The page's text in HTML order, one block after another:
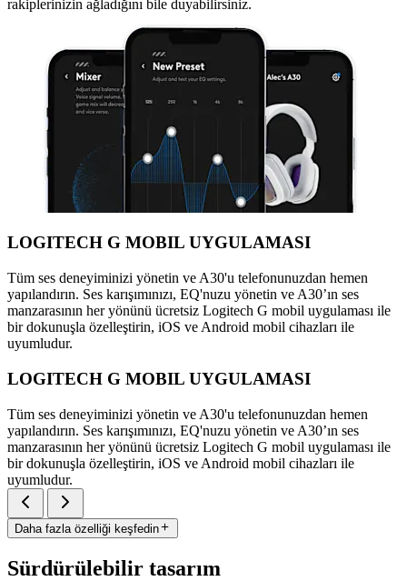
rakiplerinizin ağladığını bile duyabilirsiniz.
LOGITECH G MOBIL UYGULAMASI
Tüm ses deneyiminizi yönetin ve A30'u telefonunuzdan hemen
yapılandırın. Ses karışımınızı, EQ'nuzu yönetin ve A30’ın ses
manzarasının her yönünü ücretsiz Logitech G mobil uygulaması ile
bir dokunuşla özelleştirin, iOS ve Android mobil cihazları ile
uyumludur.
LOGITECH G MOBIL UYGULAMASI
Tüm ses deneyiminizi yönetin ve A30'u telefonunuzdan hemen
yapılandırın. Ses karışımınızı, EQ'nuzu yönetin ve A30’ın ses
manzarasının her yönünü ücretsiz Logitech G mobil uygulaması ile
bir dokunuşla özelleştirin, iOS ve Android mobil cihazları ile
uyumludur.
Daha fazla özelliği keşfedin
Sürdürülebilir tasarım